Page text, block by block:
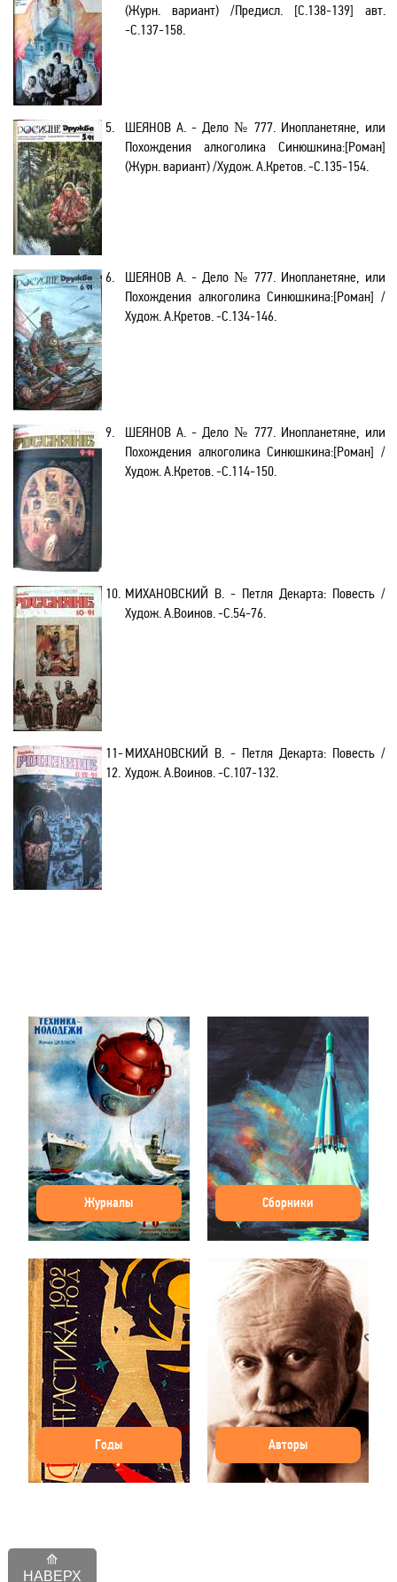
НАВЕРХ
(Журн. вариант) /Предисл. [С.138-139] авт.
-С.137-158.
5. ШЕЯНОВ А. - Дело № 777. Инопланетяне, или
Похождения алкоголика Синюшкина:[Роман]
(Журн. вариант) /Худож. А.Кретов. -С.135-154.
6. ШЕЯНОВ А. - Дело № 777. Инопланетяне, или
Похождения алкоголика Синюшкина:[Роман] /
Худож. А.Кретов. -С.134-146.
9.
ШЕЯНОВ А. - Дело № 777. Инопланетяне, или
Похождения алкоголика Синюшкина:[Роман] /
Худож. А.Кретов. -С.114-150.
10. МИХАНОВСКИЙ В. - Петля Декарта: Повесть /
Худож. А.Воинов. -С.54-76.
11-
12.
МИХАНОВСКИЙ В. - Петля Декарта: Повесть /
Худож. А.Воинов. -С.107-132.
Журналы Сборники
Годы Авторы